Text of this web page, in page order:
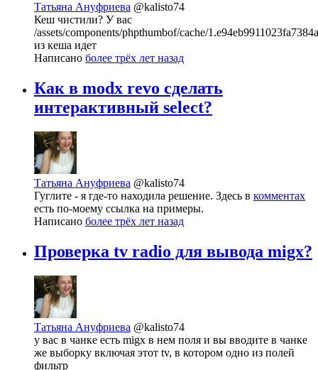
Татьяна Ануфриева @kalisto74
Кеш чистили? У вас
/assets/components/phpthumbof/cache/
из кеша идет
Написано более трёх лет назад
Как в modx revo сделать
интерактивный select?
Татьяна Ануфриева @kalisto74
Гуглите - я где-то находила решение. Здесь в комментах
есть по-моему ссылка на примеры.
Написано более трёх лет назад
Проверка tv radio для вывода migx?
Татьяна Ануфриева @kalisto74
у вас в чанке есть migx в нем поля и вы вводите в чанке
же выборку включая этот tv, в котором одно из полей
фильтр